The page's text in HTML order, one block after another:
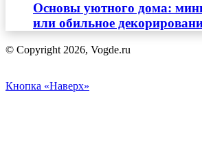
Основы уютного дома:
или обильное
© Copyright 2026, Vogde.ru
Кнопка «Наверх»